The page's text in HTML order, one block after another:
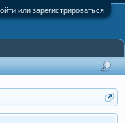
или зарегистрироваться